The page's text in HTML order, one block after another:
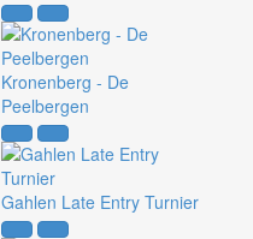
Kronenberg - De
Peelbergen
Gahlen Late Entry Turnier